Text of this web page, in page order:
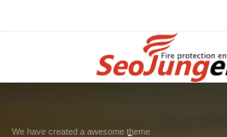
We have created a awesome theme